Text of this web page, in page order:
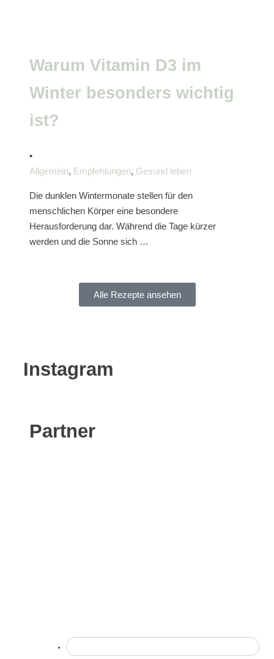
Warum Vitamin D3 im
Winter besonders wichtig
ist?
•
Allgemein, Empfehlungen, Gesund leben
Die dunklen Wintermonate stellen für den
menschlichen Körper eine besondere
Herausforderung dar. Während die Tage kürzer
werden und die Sonne sich …
Alle Rezepte ansehen
Instagram
Partner